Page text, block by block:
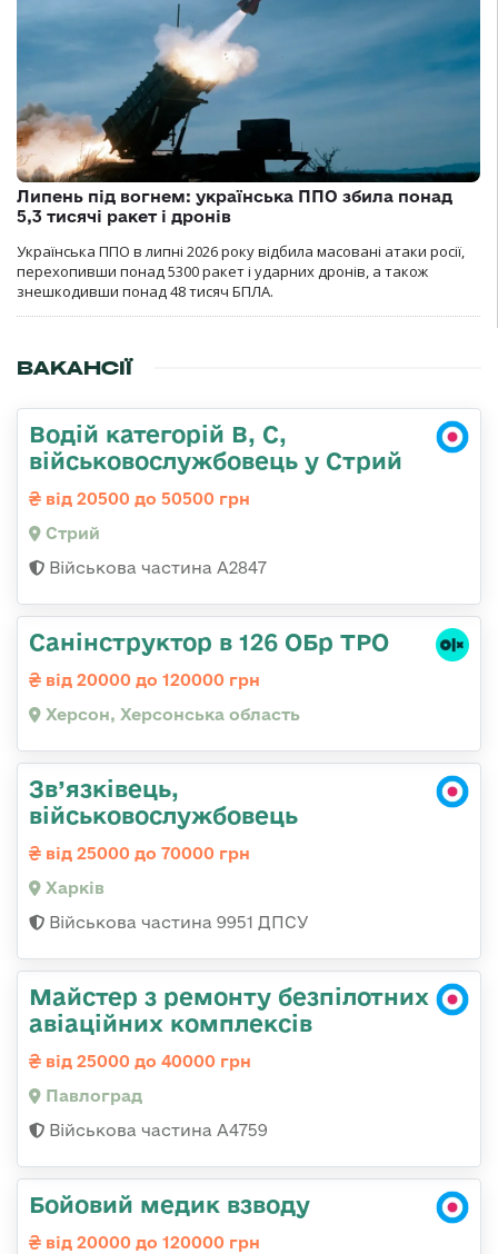
Липень під вогнем: українська ППО збила понад
5,3 тисячі ракет і дронів
Українська ППО в липні 2026 року відбила масовані атаки росії,
перехопивши понад 5300 ракет і ударних дронів, а також
знешкодивши понад 48 тисяч БПЛА.
ВАКАНСІЇ
Водій категорій B, C,
військовослужбовець у Стрий
від 20500 до 50500 грн
Стрий
Військова частина А2847
Санінструктор в 126 ОБр ТРО
від 20000 до 120000 грн
Херсон, Херсонська область
Зв’язківець,
військовослужбовець
від 25000 до 70000 грн
Харків
Військова частина 9951 ДПСУ
Майстер з ремонту безпілотних
авіаційних комплексів
від 25000 до 40000 грн
Павлоград
Військова частина А4759
Бойовий медик взводу
від 20000 до 120000 грн